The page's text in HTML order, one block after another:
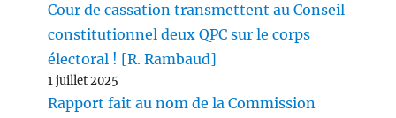
Cour de cassation transmettent au Conseil
constitutionnel deux QPC sur le corps
électoral ! [R. Rambaud]
1 juillet 2025
Rapport fait au nom de la Commission